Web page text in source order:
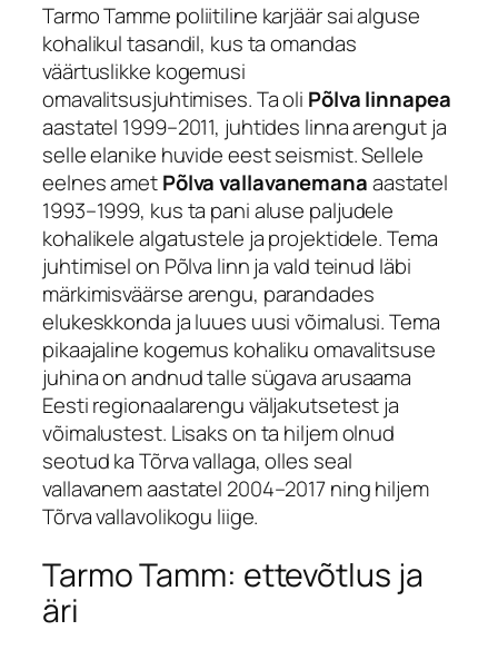
Tarmo Tamme poliitiline karjäär sai alguse
kohalikul tasandil, kus ta omandas
väärtuslikke kogemusi
omavalitsusjuhtimises. Ta oli Põlva linnapea
aastatel 1999–2011, juhtides linna arengut ja
selle elanike huvide eest seismist. Sellele
eelnes ametPõlva vallavanemanaaastatel
1993–1999, kus ta pani aluse paljudele
kohalikele algatustele ja projektidele. Tema
juhtimisel on Põlva linn ja vald teinud läbi
märkimisväärse arengu, parandades
elukeskkonda ja luues uusi võimalusi. Tema
pikaajaline kogemus kohaliku omavalitsuse
juhina on andnud talle sügava arusaama
Eesti regionaalarengu väljakutsetest ja
võimalustest. Lisaks on ta hiljem olnud
seotud ka Tõrva vallaga, olles seal
vallavanem aastatel 2004–2017 ning hiljem
Tõrva vallavolikogu liige.
Tarmo Tamm: ettevõtlus ja
äri